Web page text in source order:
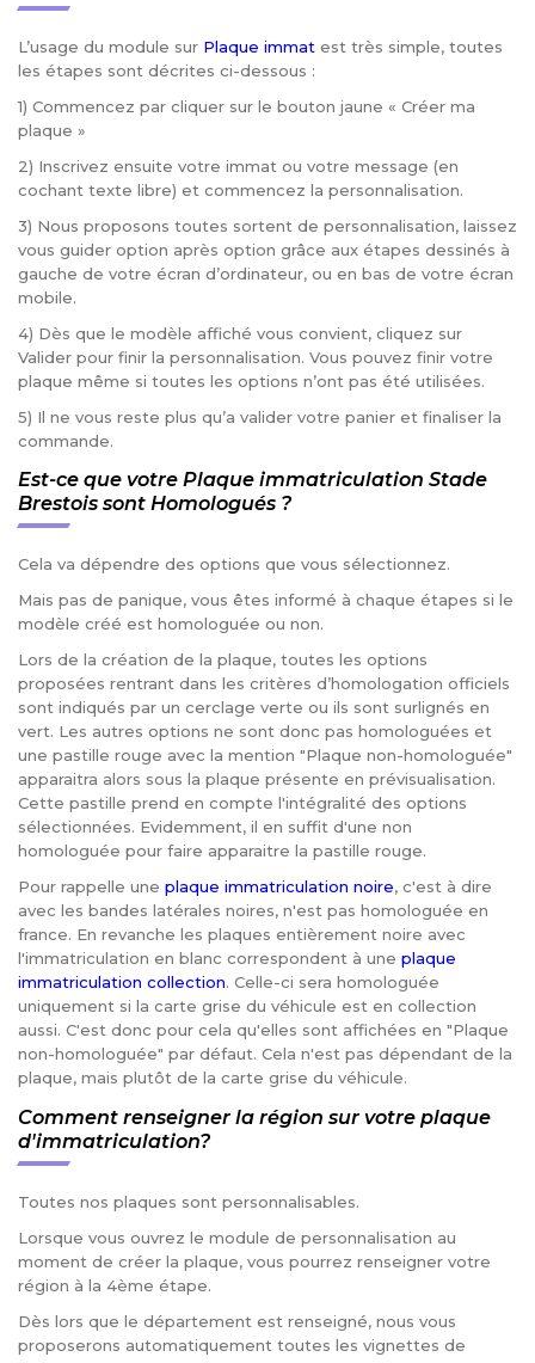
L’usage du module sur Plaque immat est très simple, toutes
les étapes sont décrites ci-dessous :
1) Commencez par cliquer sur le bouton jaune « Créer ma
plaque »
2) Inscrivez ensuite votre immat ou votre message (en
cochant texte libre) et commencez la personnalisation.
3) Nous proposons toutes sortent de personnalisation, laissez
vous guider option après option grâce aux étapes dessinés à
gauche de votre écran d’ordinateur, ou en bas de votre écran
mobile.
4) Dès que le modèle affiché vous convient, cliquez sur
Valider pour finir la personnalisation. Vous pouvez finir votre
plaque même si toutes les options n’ont pas été utilisées.
5) Il ne vous reste plus qu’a valider votre panier et finaliser la
commande.
Est-ce que votre Plaque immatriculation Stade
Brestois sont Homologués ?
Cela va dépendre des options que vous sélectionnez.
Mais pas de panique, vous êtes informé à chaque étapes si le
modèle créé est homologuée ou non.
Lors de la création de la plaque, toutes les options
proposées rentrant dans les critères d’homologation officiels
sont indiqués par un cerclage verte ou ils sont surlignés en
vert. Les autres options ne sont donc pas homologuées et
une pastille rouge avec la mention "Plaque non-homologuée"
apparaitra alors sous la plaque présente en prévisualisation.
Cette pastille prend en compte l'intégralité des options
sélectionnées. Evidemment, il en suffit d'une non
homologuée pour faire apparaitre la pastille rouge.
Pour rappelle une plaque immatriculation noire, c'est à dire
avec les bandes latérales noires, n'est pas homologuée en
france. En revanche les plaques entièrement noire avec
l'immatriculation en blanc correspondent à une plaque
immatriculation collection. Celle-ci sera homologuée
uniquement si la carte grise du véhicule est en collection
aussi. C'est donc pour cela qu'elles sont affichées en "Plaque
non-homologuée" par défaut. Cela n'est pas dépendant de la
plaque, mais plutôt de la carte grise du véhicule.
Comment renseigner la région sur votre plaque
d'immatriculation?
Toutes nos plaques sont personnalisables.
Lorsque vous ouvrez le module de personnalisation au
moment de créer la plaque, vous pourrez renseigner votre
région à la 4ème étape.
Dès lors que le département est renseigné, nous vous
proposerons automatiquement toutes les vignettes de